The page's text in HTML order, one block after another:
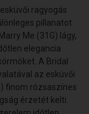
ragyogás
pillanatot
Me (31G) lágy,
elegancia
A Bridal
az esküvői
finom rózsaszínes
érzetét kelti.